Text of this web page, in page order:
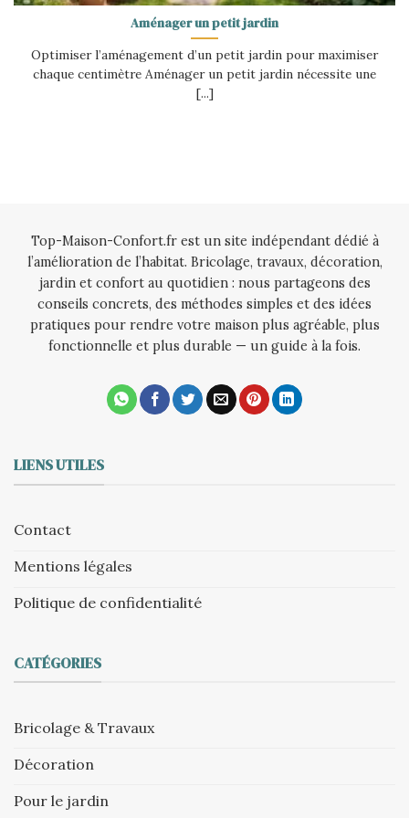
Aménager un petit jardin
Optimiser l’aménagement d’un petit jardin pour maximiser
chaque centimètre Aménager un petit jardin nécessite une
[...]
Top-Maison-Confort.fr est un site indépendant dédié à
l’amélioration de l’habitat. Bricolage, travaux, décoration,
jardin et confort au quotidien : nous partageons des
conseils concrets, des méthodes simples et des idées
pratiques pour rendre votre maison plus agréable, plus
fonctionnelle et plus durable — un guide à la fois.
LIENS UTILES
Contact
Mentions légales
Politique de confidentialité
CATÉGORIES
Bricolage & Travaux
Décoration
Pour le jardin